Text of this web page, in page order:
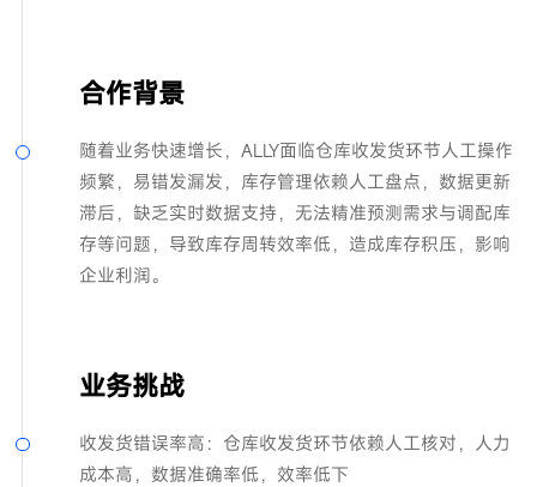
合作背景
随着业务快速增长，ALLY面临仓库收发货环节人工操作
频繁，易错发漏发，库存管理依赖人工盘点，数据更新
滞后，缺乏实时数据支持，无法精准预测需求与调配库
存等问题，导致库存周转效率低，造成库存积压，影响
企业利润。
业务挑战
收发货错误率高：仓库收发货环节依赖人工核对，人力
成本高，数据准确率低，效率低下